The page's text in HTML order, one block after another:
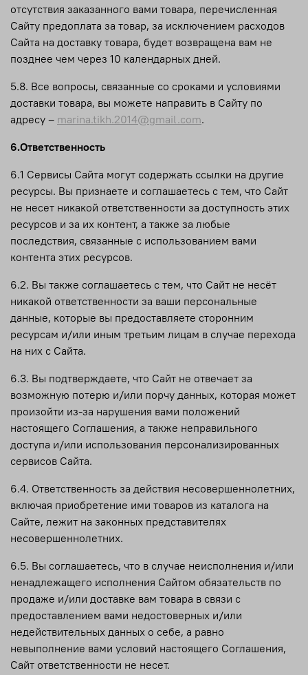
отсутствия заказанного вами товара, перечисленная
Сайту предоплата за товар, за исключением расходов
Сайта на доставку товара, будет возвращена вам не
позднее чем через 10 календарных дней.
5.8. Все вопросы, связанные со сроками и условиями
доставки товара, вы можете направить в Сайту по
адресу – marina.tikh.2014@gmail.com.
6.Ответственность
6.1 Сервисы Сайта могут содержать ссылки на другие
ресурсы. Вы признаете и соглашаетесь с тем, что Сайт
не несет никакой ответственности за доступность этих
ресурсов и за их контент, а также за любые
последствия, связанные с использованием вами
контента этих ресурсов.
6.2. Вы также соглашаетесь с тем, что Сайт не несёт
никакой ответственности за ваши персональные
данные, которые вы предоставляете сторонним
ресурсам и/или иным третьим лицам в случае перехода
на них с Сайта.
6.3. Вы подтверждаете, что Сайт не отвечает за
возможную потерю и/или порчу данных, которая может
произойти из-за нарушения вами положений
настоящего Соглашения, а также неправильного
доступа и/или использования персонализированных
сервисов Сайта.
6.4. Ответственность за действия несовершеннолетних,
включая приобретение ими товаров из каталога на
Сайте, лежит на законных представителях
несовершеннолетних.
6.5. Вы соглашаетесь, что в случае неисполнения и/или
ненадлежащего исполнения Сайтом обязательств по
продаже и/или доставке вам товара в связи с
предоставлением вами недостоверных и/или
недействительных данных о себе, а равно
невыполнение вами условий настоящего Соглашения,
Сайт ответственности не несет.